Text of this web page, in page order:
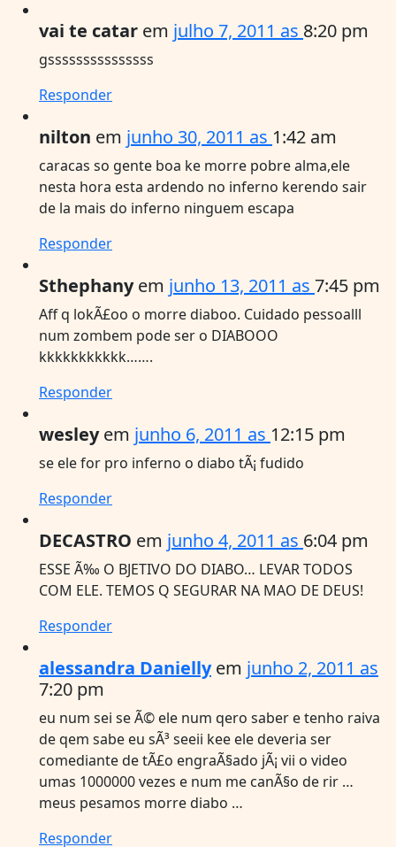
vai te catar em julho 7, 2011 as 8:20 pm
gsssssssssssssss
Responder
nilton em junho 30, 2011 as 1:42 am
caracas so gente boa ke morre pobre alma,ele
nesta hora esta ardendo no inferno kerendo sair
de la mais do inferno ninguem escapa
Responder
Sthephanyem junho 13, 2011 as 7:45 pm
Aff q lokÃ£oo o morre diaboo. Cuidado pessoalll
num zombem pode ser o DIABOOO
kkkkkkkkkkk…….
Responder
wesleyem junho 6, 2011 as 12:15 pm
se ele for pro inferno o diabo tÃ¡ fudido
Responder
DECASTRO em junho 4, 2011 as 6:04 pm
ESSE Ã‰ O BJETIVO DO DIABO… LEVAR TODOS
COM ELE. TEMOS Q SEGURAR NA MAO DE DEUS!
Responder
alessandra Daniellyem junho 2, 2011 as
7:20 pm
eu num sei se Ã© ele num qero saber e tenho raiva
de qem sabe eu sÃ³ seeii kee ele deveria ser
comediante de tÃ£o engraÃ§ado jÃ¡ vii o video
umas 1000000 vezes e num me canÃ§o de rir …
meus pesamos morre diabo …
Responder